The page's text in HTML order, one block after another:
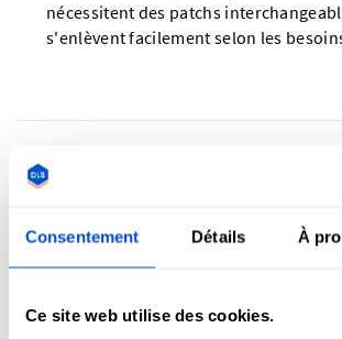
Consentement Détails À
Ce site web utilise des cookies.
nécessitent des patchs
s'enlèvent facilement selon les
Les patchs sportifs
Nos patchs sportifs personnalisés sont